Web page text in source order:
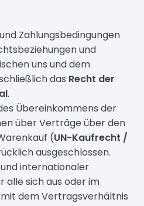
Zahlungsbedingungen
und
uns und dem
das Recht der
.
Übereinkommens der
über Verträge über den
(UN-Kaufrecht /
ausgeschlossen.
internationaler
alle sich aus oder im
dem Vertragsverhältnis